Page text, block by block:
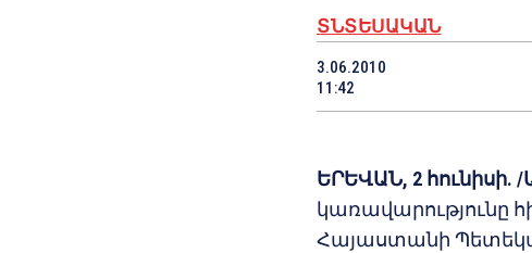
ՏՆՏԵՍԱԿԱՆ
3.06.2010
11:42
ԵՐԵՎԱՆ, 2 հունիսի. /
կառավարությունը
Հայաստանի